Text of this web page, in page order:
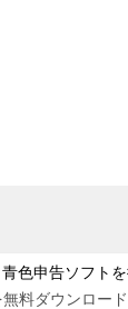
青色申告ソフト
料ダウンロード